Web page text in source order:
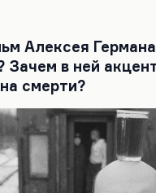
абсолютно друг
повторение в
же диалогов,
Диалогов, когда
путают жен, когда…
Алексея
Зачем в ней
смерти?